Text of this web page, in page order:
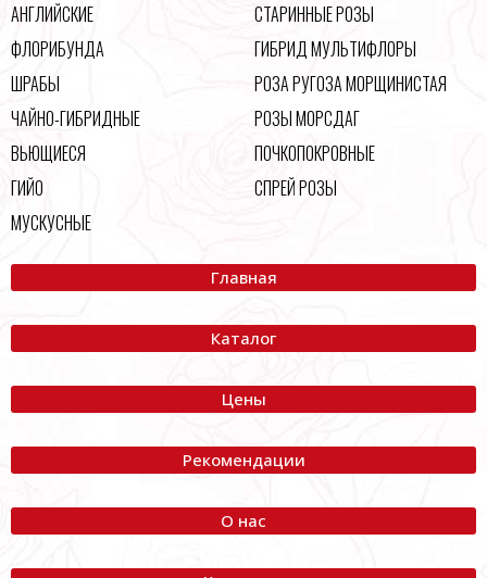
АНГЛИЙСКИЕ
ФЛОРИБУНДА
ШРАБЫ
ЧАЙНО-ГИБРИДНЫЕ
ВЬЮЩИЕСЯ
ГИЙО
МУСКУСНЫЕ
СТАРИННЫЕ РОЗЫ
ГИБРИД МУЛЬТИФЛОРЫ
РОЗА РУГОЗА МОРЩИНИСТАЯ
РОЗЫ МОРСДАГ
ПОЧКОПОКРОВНЫЕ
СПРЕЙ РОЗЫ
Главная
Каталог
Цены
Рекомендации
О нас